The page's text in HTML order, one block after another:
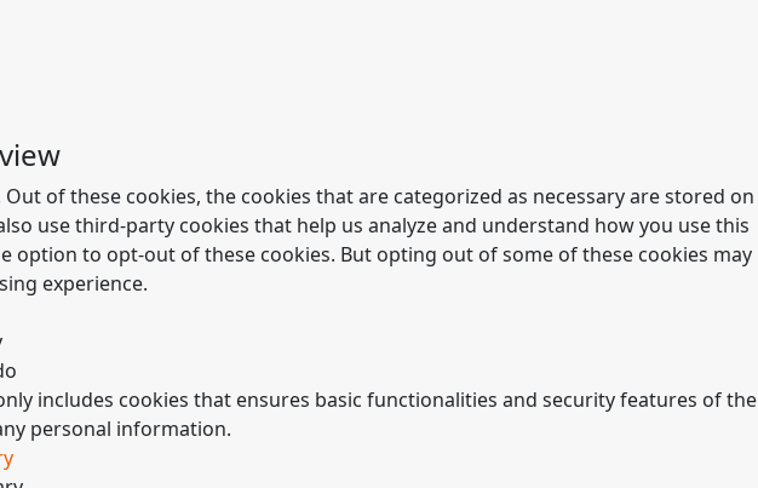
of these cookies, the cookies that are categorized as necessary are stored on
use third-party cookies that help us analyze and understand how you use this
option to opt-out of these cookies. But opting out of some of these cookies may
experience.
includes cookies that ensures basic functionalities and security features of the
personal information.